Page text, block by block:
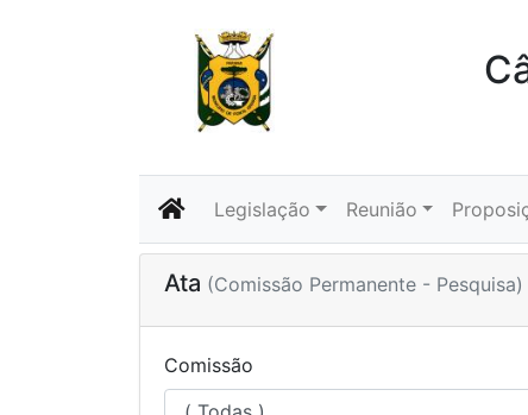
Legislação Reunião
Ata (Comissão Permanente - Pesquisa)
Comissão